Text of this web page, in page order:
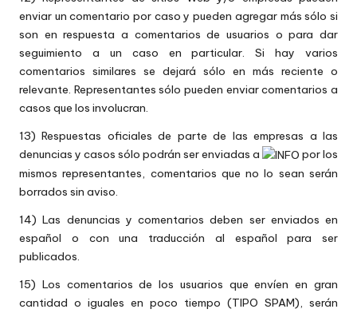
enviar un comentario por caso y pueden agregar más sólo si
son en respuesta a comentarios de usuarios o para dar
seguimiento a un caso en particular. Si hay varios
comentarios similares se dejará sólo en más reciente o
relevante. Representantes sólo pueden enviar comentarios a
casos que los involucran.
13) Respuestas oficiales de parte de las empresas a las
denuncias y casos sólo podrán ser enviadas a
por los
mismos representantes, comentarios que no lo sean serán
borrados sin aviso.
14) Las denuncias y comentarios deben ser enviados en
español o con una traducción al español para ser
publicados.
15) Los comentarios de los usuarios que envíen en gran
cantidad o iguales en poco tiempo (TIPO SPAM), serán